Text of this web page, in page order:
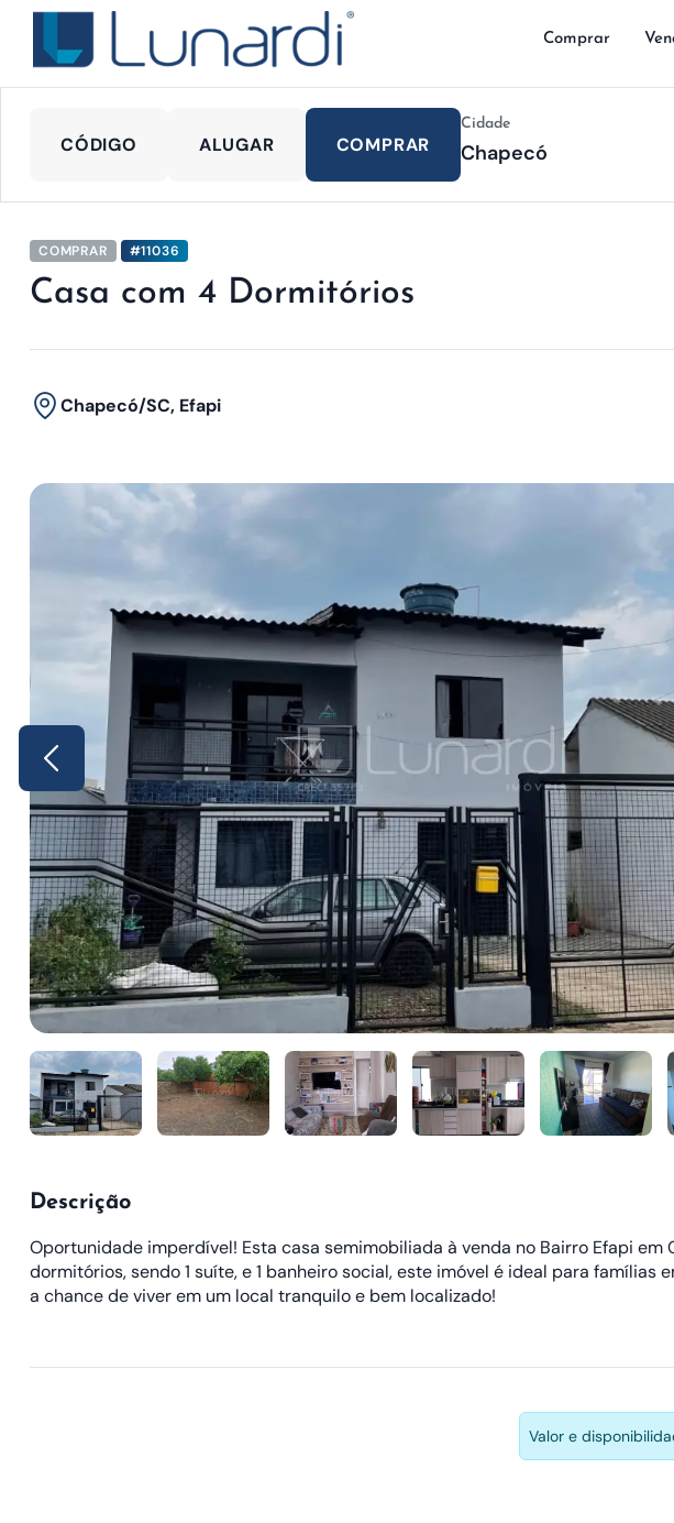
Comprar
CÓDIGO ALUGAR COMPRAR
Cidade
COMPRAR #11036
Casa com 4 Dormitórios
Chapecó/SC, Efapi
Descrição
Oportunidade imperdível! Esta casa semimobiliada à venda no Bairro Efapi em
dormitórios, sendo 1 suíte, e 1 banheiro social, este imóvel é ideal para
a chance de viver em um local tranquilo e bem localizado!
Valor e